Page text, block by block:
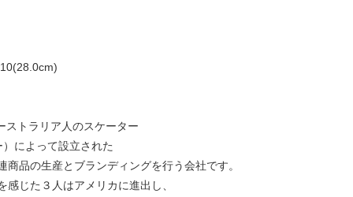
ストラリア人のスケーター
によって設立された
品の生産とブランディングを行う会社です。
じた３人はアメリカに進出し、